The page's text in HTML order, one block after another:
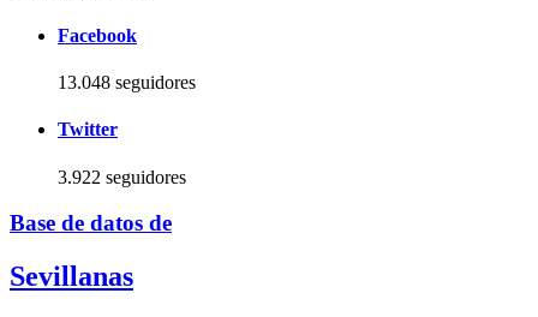
Facebook
13.048 seguidores
Twitter
3.922 seguidores
Base de datos de
Sevillanas